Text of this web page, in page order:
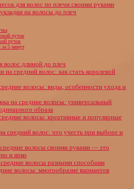
для волос по плечи своими руками
на волосы до плеч
пучок
пучок
5 минут
волос длиной до плеч
на средний волос: как стать королевой
волосы: виды, особенности ухода и
на средние волосы: универсальный
образа
волосы: креативные и популярные
средний волос: что учесть при выборе и
волосы своими руками — это
и ярко
волосы разными способами
волосы: многообразие вариантов